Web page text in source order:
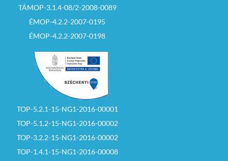
TÁMOP-3.1.4-08/2-2008-0089
ÉMOP-4.2.2-2007-0195
ÉMOP-4.2.2-2007-0198
TOP-5.2.1-15-NG1-2016-00001
TOP-5.1.2-15-NG1-2016-00002
TOP-3.2.2-15-NG1-2016-00002
TOP-1.4.1-15-NG1-2016-00008